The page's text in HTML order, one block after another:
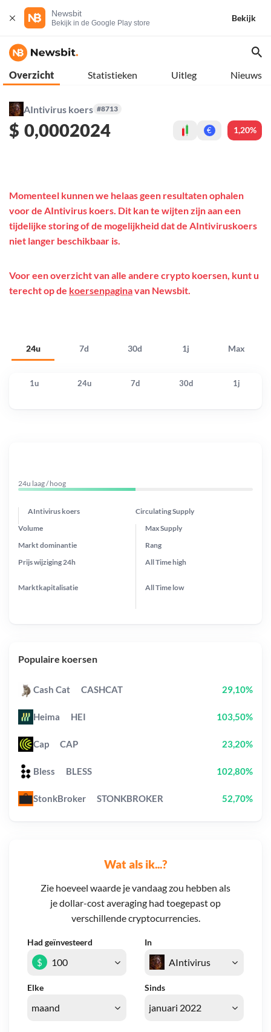
Newsbit
Bekijk in de Google Play store
Bekijk
Overzicht Statistieken Uitleg Nieuws
AIntivirus koers #8713
$ 0,0002024 € 1,20%
24u 7d 30d 1j Max
Momenteel kunnen we helaas geen resultaten ophalen
voor de AIntivirus koers. Dit kan te wijten zijn aan een
tijdelijke storing of de mogelijkheid dat de AIntiviruskoers
niet langer beschikbaar is.
Voor een overzicht van alle andere crypto koersen, kunt u
terecht op de koersenpaginavan Newsbit.
1u 24u 7d 30d 1j
Wat als ik...?
Zie hoeveel waarde je vandaag zou hebben als
je dollar-cost averaging had toegepast op
verschillende cryptocurrencies.
Had geïnvesteerd In
Elke Sinds
$
24u laag / hoog
AIntivirus koers Circulating Supply
Prijs wijziging 24h
Max Supply
Markt dominantie
Marktkapitalisatie
Volume
Rang
All Timehigh
All Time low
Populaire koersen
Cash Cat CASHCAT 29,10%
Heima HEI 103,50%
Cap CAP 23,20%
Bless BLESS 102,80%
StonkBroker STONKBROKER 52,70%